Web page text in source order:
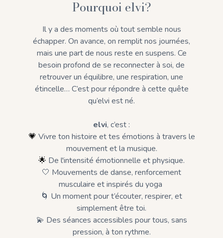
Pourquoi elvi?
Il y a des moments où tout semble nous
échapper. On avance, on remplit nos journées,
mais une part de nous reste en suspens. Ce
besoin profond de se reconnecter à soi, de
retrouver un équilibre, une respiration, une
étincelle… C’est pour répondre à cette quête
qu’elvi est né.
elvi, c’est :
💗 Vivre ton histoire et tes émotions à travers le
mouvement et la musique.
🌟 De l'intensité émotionnelle et physique.
🤍 Mouvements de danse, renforcement
musculaire et inspirés du yoga
🌀 Un moment pour t’écouter, respirer, et
simplement être toi.
💫 Des séances accessibles pour tous, sans
pression, à ton rythme.